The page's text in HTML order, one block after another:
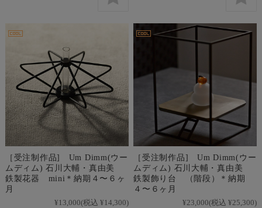
［受注制作品] Um Dimm(ウー
ムディム) 石川大輔・真由美
鉄製花器 mini＊納期４〜６ヶ
月
¥13,000(税込 ¥14,300)
［受注制作品] Um Dimm(ウー
ムディム) 石川大輔・真由美
鉄製飾り台 （階段）＊納期
４〜６ヶ月
¥23,000(税込 ¥25,300)